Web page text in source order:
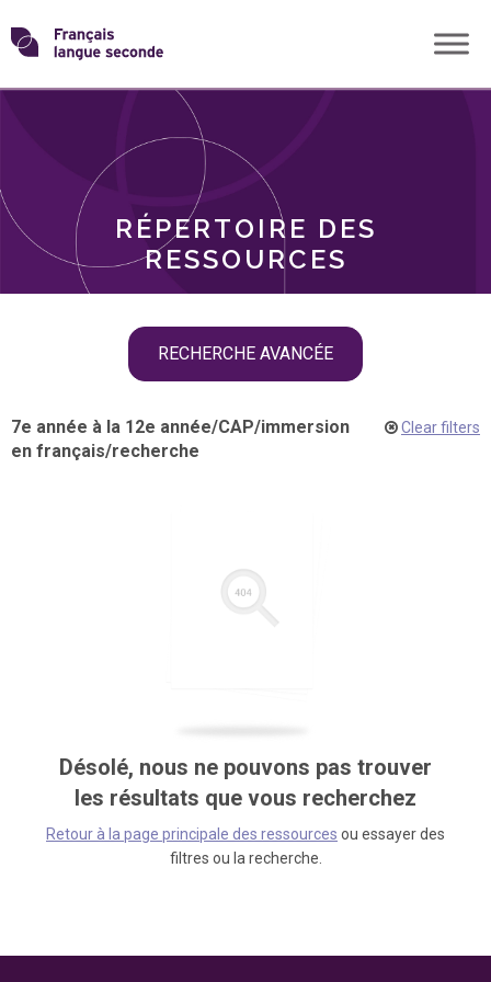
Skip
toTransformons
langue
RÉPERTOIRE DES
RESSOURCES
RECHERCHE AVANCÉE
THÈMES
7e année à la 12e année/CAP/immersion
en français/recherche
Clear filters
Désolé, nous ne pouvons pas trouver
les résultats que vous recherchez
Retour à la page principale des ressources ou essayer des
filtres ou la recherche.